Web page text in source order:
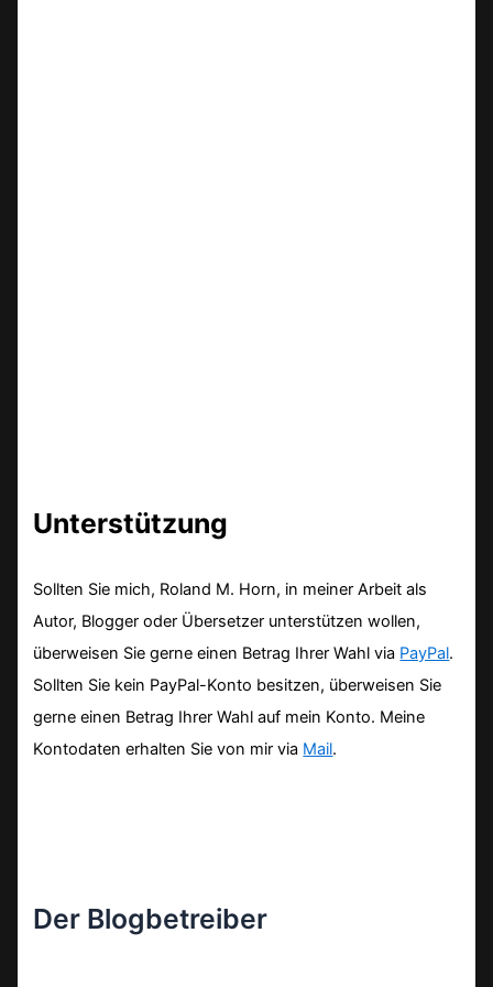
Unterstützung
Sollten Sie mich, Roland M. Horn, in meiner Arbeit als
Autor, Blogger oder Übersetzer unterstützen wollen,
überweisen Sie gerne einen Betrag Ihrer Wahl via PayPal.
Sollten Sie kein PayPal-Konto besitzen, überweisen Sie
gerne einen Betrag Ihrer Wahl auf mein Konto. Meine
Kontodaten erhalten Sie von mir via Mail.
Der Blogbetreiber